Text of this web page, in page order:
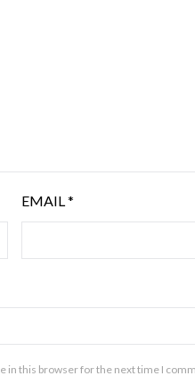
EMAIL*
in this browser for the next time I